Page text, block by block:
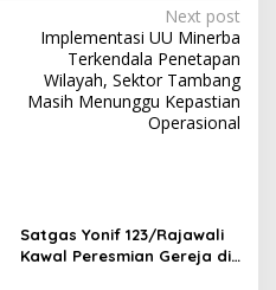
Next post
Implementasi UU Minerba
Terkendala Penetapan
Wilayah, Sektor Tambang
Masih Menunggu Kepastian
Operasional
Satgas Yonif 123/Rajawali
Kawal Peresmian Gereja di